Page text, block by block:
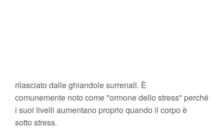
rilasciato dalle ghiandole surrenali. È
comunemente noto come "ormone dello stress" perché
i suoi livelli aumentano proprio quando il corpo è
sotto stress.